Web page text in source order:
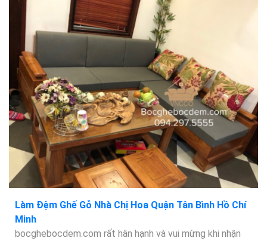
Làm Đệm Ghế Gỗ Nhà Chị Hoa Quận Tân Bình Hồ Chí
Minh
bocghebocdem.com rất hân hạnh và vui mừng khi nhận